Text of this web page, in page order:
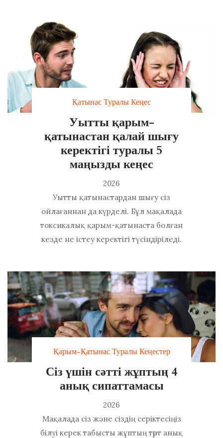
Қатынас Туралы Кеңес
Уытты қарым-
қатынастан қалай шығу
керектігі туралы 5
маңызды кеңес
2026
Уытты қатынастардан шығу сіз
ойлағаннан да күрделі. Бұл мақалада
токсикалық қарым-қатынаста болған
кезде не істеу керектігі түсіндіріледі.
Қарым-Қатынас Туралы Кеңестер
Сіз үшін сәтті жұптың 4
анық сипаттамасы
2026
Мақалада сіз және сіздің серіктесіңіз
білуі керек табысты жұптың төрт анық